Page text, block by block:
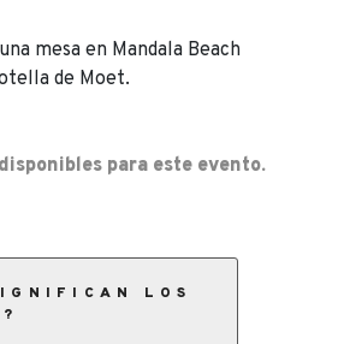
mesa en Mandala Beach
de Moet.
para este evento.
LOS